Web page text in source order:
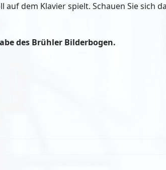
dem Klavier spielt. Schauen Sie sich
des Brühler Bilderbogen.